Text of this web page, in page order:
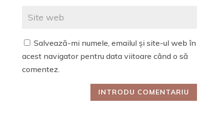
Salvează-mi numele, emailul și site-ul web în
acest navigator pentru data viitoare când o să
comentez.